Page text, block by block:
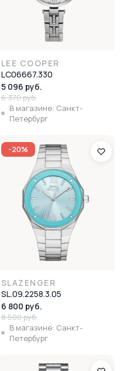
LEE COOPER
LC06667.330
5 096 руб.
6 370 руб.
В магазине: Санкт-
Петербург
-20%
SLAZENGER
SL.09.2258.3.05
6 800 руб.
8 500 руб.
В магазине: Санкт-
Петербург